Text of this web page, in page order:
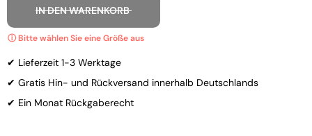
IN DEN WARENKORB
✔ Lieferzeit 1-3 Werktage
✔ Gratis Hin- und Rückversand innerhalb Deutschlands
✔ Ein Monat Rückgaberecht